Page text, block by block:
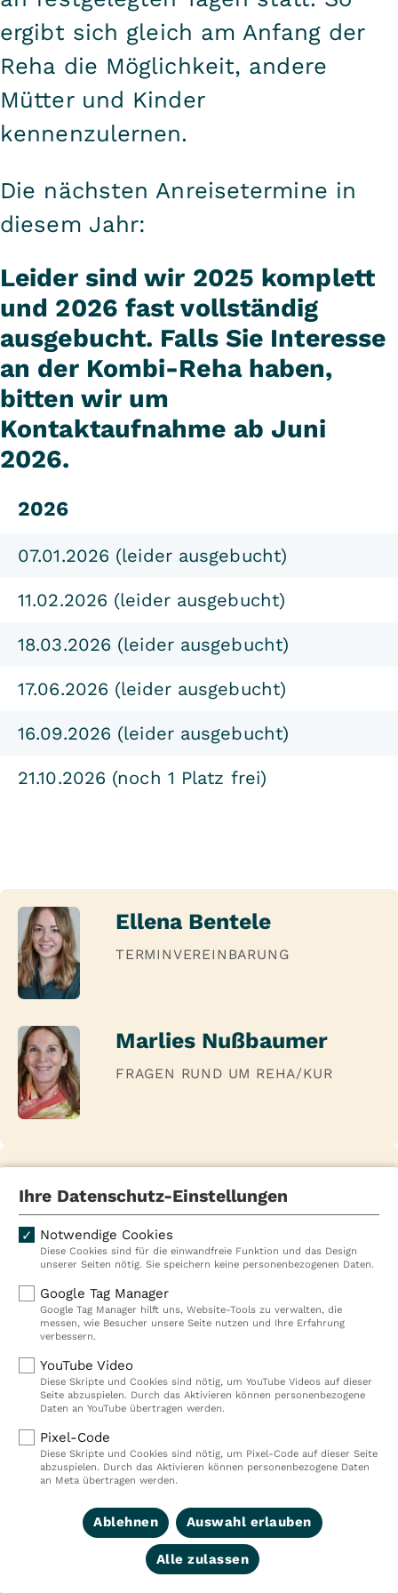
Kinder-Reha senden unsere KJF-
Reha-Beratungsstellen Ihnen gerne
zu.
Die Mutter nimmt Ihre onkologische
Rehabilitation in der VITREA Klinik
Scheidegg ambulant wahr.
ergibt sich gleich am Anfang der
Reha die Möglichkeit, andere
Mütter und Kinder
kennenzulernen.
Die nächsten Anreisetermine in
diesem Jahr:
Leider sind wir 2025 komplett
und 2026 fast vollständig
ausgebucht. Falls Sie Interesse
an der Kombi-Reha haben,
bitten wir um
Kontaktaufnahme ab Juni
2026.
2026
07.01.2026 (leider ausgebucht)
11.02.2026 (leider ausgebucht)
18.03.2026 (leider ausgebucht)
17.06.2026 (leider ausgebucht)
16.09.2026 (leider ausgebucht)
21.10.2026 (noch 1 Platz frei)
Ellena Bentele
TERMINVEREINBARUNG
Marlies Nußbaumer
FRAGEN RUND UM REHA/KUR
Unsere Ansprechpartner in der
Fachklinik Prinzregent Luitpold
Die Kolleginnen beantworten Ihre Fragen und
stehen Ihnen beratend zur Seite.
Anja Braun
PATIENTENMANAGEMENT
Steffi Weyh
PATIENTENMANAGEMENT
Ihre Datenschutz-Einstellungen
Notwendige Cookies
Diese Cookies sind für die einwandfreie Funktion und das Design
unserer Seiten nötig. Sie speichern keine personenbezogenen Daten.
Google Tag Manager
Google Tag Manager hilft uns, Website-Tools zu verwalten, die
messen, wie Besucher unsere Seite nutzen und Ihre Erfahrung
verbessern.
YouTube Video
Diese Skripte und Cookies sind nötig, um YouTube Videos auf dieser
Seite abzuspielen. Durch das Aktivieren können personenbezogene
Daten an YouTube übertragen werden.
Pixel-Code
Diese Skripte und Cookies sind nötig, um Pixel-Code auf dieser Seite
abzuspielen. Durch das Aktivieren können personenbezogene Daten
an Meta übertragen werden.
Ablehnen Auswahl erlauben
Alle zulassen